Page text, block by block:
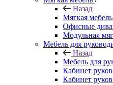
Назад
Мягкая мебель
Офисные
Модульная
Мебель для
Назад
Мебель для
Кабинет
Кабинет